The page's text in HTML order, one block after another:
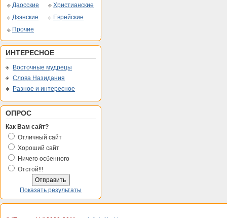
Даосские
Христианские
Дзэнские
Еврейские
Прочие
ИНТЕРЕСНОЕ
Восточные мудрецы
Слова Назидания
Разное и интересное
ОПРОС
Как Вам сайт?
Отличный сайт
Хороший сайт
Ничего осбенного
Отстой!!!
Показать результаты